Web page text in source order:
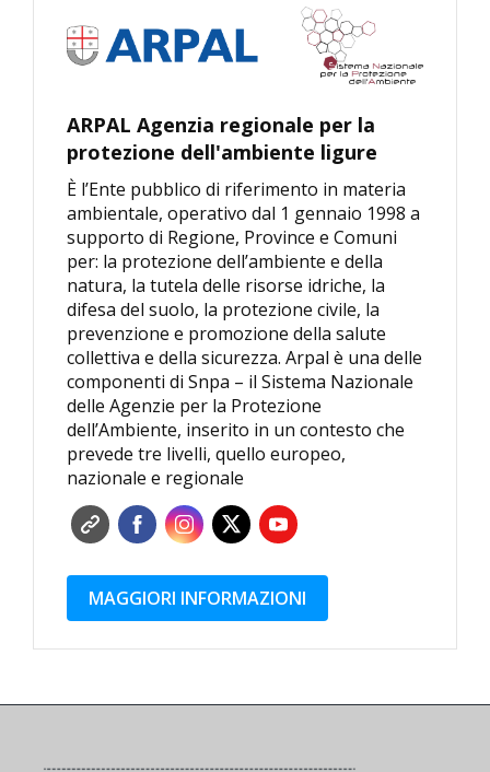
ARPAL Agenzia regionale per la
protezione dell'ambiente ligure
È l’Ente pubblico di riferimento in materia
ambientale, operativo dal 1 gennaio 1998 a
supporto di Regione, Province e Comuni
per: la protezione dell’ambiente e della
natura, la tutela delle risorse idriche, la
difesa del suolo, la protezione civile, la
prevenzione e promozione della salute
collettiva e della sicurezza. Arpal è una delle
componenti di Snpa – il Sistema Nazionale
delle Agenzie per la Protezione
dell’Ambiente, inserito in un contesto che
prevede tre livelli, quello europeo,
nazionale e regionale
MAGGIORI INFORMAZIONI